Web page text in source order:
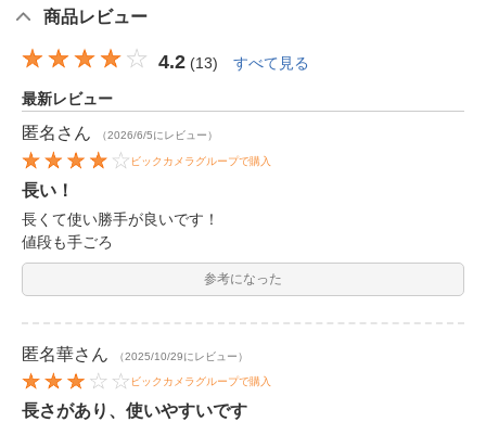
商品レビュー
4.2 (13) すべて見る
最新レビュー
匿名 さん （2026/6/5にレビュー）
ビックカメラグループで購入
長い！
長くて使い勝手が良いです！
値段も手ごろ
参考になった
匿名華さん （2025/10/29にレビュー）
ビックカメラグループで購入
長さがあり、使いやすいです